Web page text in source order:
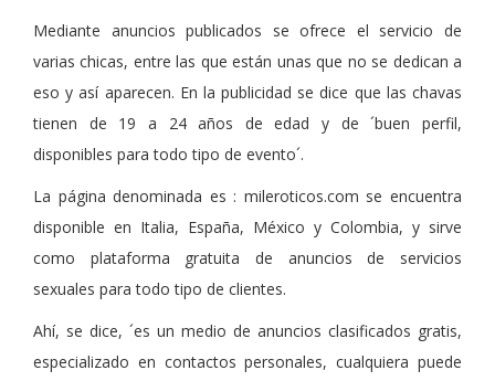
Mediante anuncios publicados se ofrece el servicio de
varias chicas, entre las que están unas que no se dedican a
eso y así aparecen. En la publicidad se dice que las chavas
tienen de 19 a 24 años de edad y de ´buen perfil,
disponibles para todo tipo de evento´.
La página denominada es : mileroticos.com se encuentra
disponible en Italia, España, México y Colombia, y sirve
como plataforma gratuita de anuncios de servicios
sexuales para todo tipo de clientes.
Ahí, se dice, ´es un medio de anuncios clasificados gratis,
especializado en contactos personales, cualquiera puede